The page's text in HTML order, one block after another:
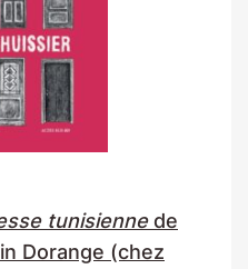
tunisiennede
Dorange (chez